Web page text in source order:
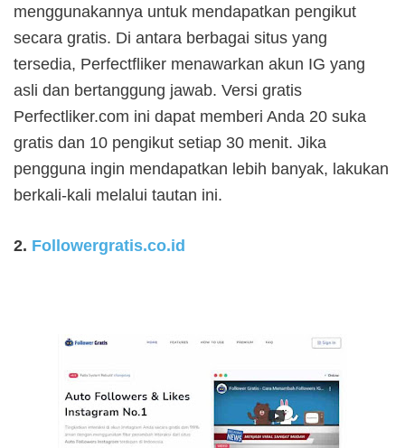
menggunakannya untuk mendapatkan pengikut
secara gratis. Di antara berbagai situs yang
tersedia, Perfectfliker menawarkan akun IG yang
asli dan bertanggung jawab. Versi gratis
Perfectliker.com ini dapat memberi Anda 20 suka
gratis dan 10 pengikut setiap 30 menit. Jika
pengguna ingin mendapatkan lebih banyak, lakukan
berkali-kali melalui tautan ini.
2. Followergratis.co.id